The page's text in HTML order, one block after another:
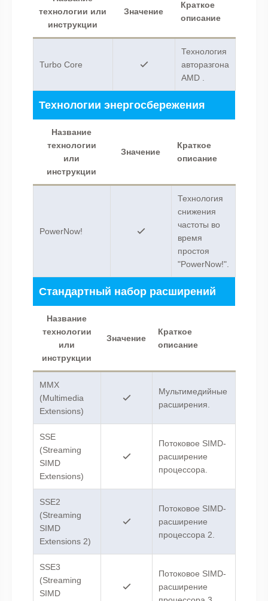
технологии или
инструкции
Значение
Краткое
описание
Turbo Core
Технология
авторазгона
AMD .
Технологии энергосбережения
Название
технологии
или
инструкции
Значение
Краткое
описание
PowerNow!
Технология
снижения
частоты во
время
простоя
"PowerNow!".
Стандартный набор расширений
Название
технологии
или
инструкции
Значение
Краткое
описание
MMX
(Multimedia
Extensions)
Мультимедийные
расширения.
SSE
(Streaming
SIMD
Extensions)
Потоковое SIMD-
расширение
процессора.
SSE2
(Streaming
SIMD
Extensions 2)
Потоковое SIMD-
расширение
процессора 2.
SSE3
(Streaming
SIMD
Потоковое SIMD-
расширение